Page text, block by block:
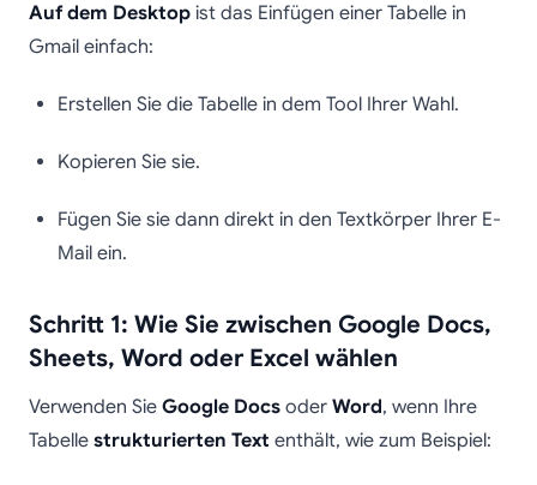
Auf dem Desktop ist das Einfügen einer Tabelle in
Gmail einfach:
Erstellen Sie die Tabelle in dem Tool Ihrer Wahl.
Kopieren Sie sie.
Fügen Sie sie dann direkt in den Textkörper Ihrer E-
Mail ein.
Schritt 1: Wie Sie zwischen Google Docs,
Sheets, Word oder Excel wählen
Verwenden Sie Google Docs oder Word, wenn Ihre
Tabelle strukturierten Text enthält, wie zum Beispiel: